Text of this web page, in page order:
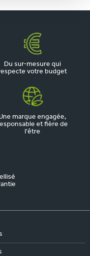
Du sur-mesure qui
votre budget
marque engagée,
et fière de
l'être